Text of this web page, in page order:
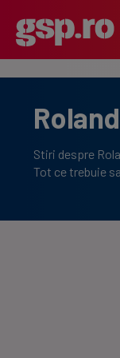
Stiri despre
Tot ce trebuie